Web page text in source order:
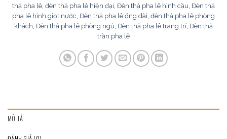
thả pha lê đèn thả pha lê hiện đại Đèn thả pha lê hình cầu Đèn thả
pha lê hình giọt nước Đèn thả pha lê ống dài đèn thả pha lê phòng
khách Đèn thả pha lê phòng ngủ Đèn thả pha lê trang trí Đèn thả
trần pha lê
MÔ TẢ